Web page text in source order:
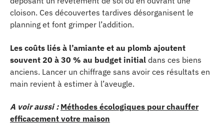
cloison. Ces découvertes tardives désorganisent le
planning et font grimper l’addition.
Les coûts liés à l’amiante et au plomb ajoutent
souvent 20 à 30 % au budget initial dans ces biens
anciens. Lancer un chiffrage sans avoir ces résultats en
main revient à estimer à l’aveugle.
A voir aussi : Méthodes écologiques pour chauffer
efficacement votre maison